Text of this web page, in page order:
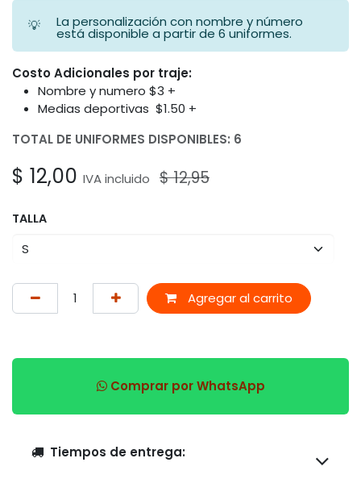
💡 La personalización con nombre y número
está disponible a partir de 6 uniformes.
Costo Adicionales por traje:
Nombre y numero $3 +
Medias deportivas $1.50 +
TOTAL DE UNIFORMES DISPONIBLES: 6
$ 12,00 IVA incluido $12,95
TALLA
Agregar al carrito
Comprar por WhatsApp
Tiempos de entrega: